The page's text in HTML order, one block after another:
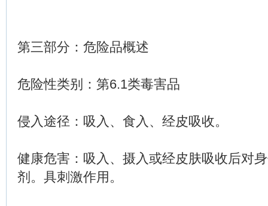
第三部分：危险品概述
危险性类别：第6.1类毒害品
侵入途径：吸入、食入、经皮吸收。
健康危害：吸入、摄入或经皮肤吸收后对
剂。具刺激作用。